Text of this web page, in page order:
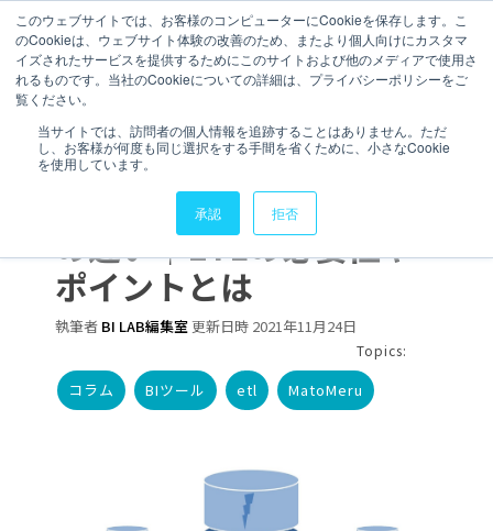
このウェブサイトでは、お客様のコンピューターにCookieを保存します。こ
のCookieは、ウェブサイト体験の改善のため、またより個人向けにカスタマ
イズされたサービスを提供するためにこのサイトおよび他のメディアで使用さ
れるものです。当社のCookieについての詳細は、プライバシーポリシーをご
覧ください。
当サイトでは、訪問者の個人情報を追跡することはありません。ただ
し、お客様が何度も同じ選択をする手間を省くために、小さなCookie
を使用しています。
承認 拒否
2 分で読むことができます。
ETL（Extract
Transform Load）とBI
の違い｜ETLの必要性や
ポイントとは
執筆者 BI LAB編集室更新日時 2021年11月24日
Topics:
コラム BIツール etl MatoMeru